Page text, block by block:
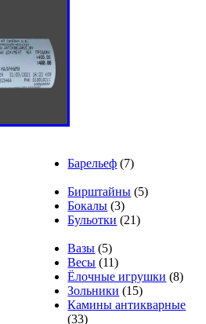
Барельеф (7)
Бирштайны (5)
Бокалы (3)
Бульотки (21)
Вазы (5)
Весы (11)
Ёлочные игрушки (8)
Зольники (15)
Камины антикварные
(33)